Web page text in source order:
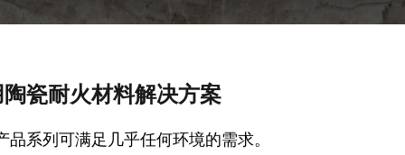
瓷耐火材料解决方案
品系列可满足几乎任何环境的需求。